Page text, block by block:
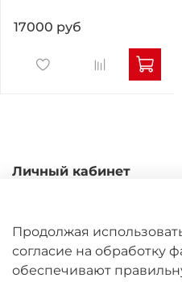
17000 руб
Личный кабинет
Доставка и оплата
Гарантийные
Обмен и возврат
Продолжая
согласие на обработку
обеспечивают